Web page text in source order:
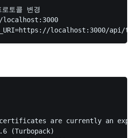
토콜 변경
localhost:3000
are currently an
(Turbopack)